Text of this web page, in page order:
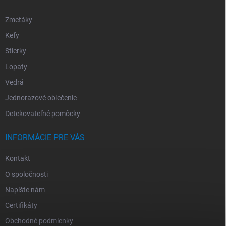
Zmetáky
Kefy
Stierky
Lopaty
Vedrá
Jednorazové oblečenie
Detekovateľné pomôcky
INFORMÁCIE PRE VÁS
Kontakt
O spoločnosti
Napíšte nám
Certifikáty
Obchodné podmienky